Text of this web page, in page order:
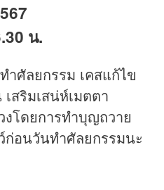
น.
ำศัลยกรรม เคสแก้ไข
สริมเสน่ห์เมตตา
โดยการทำบุญถวาย
อนวันทำศัลยกรรมนะ